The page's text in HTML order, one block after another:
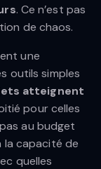
. Ce n’est pas
de chaos.
une
outils simples
atteignent
pour celles
au budget
la capacité de
quelles